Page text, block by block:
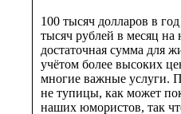
100 тысяч долларов в
тысяч рублей в месяц
достаточная сумма для
учётом более высоких
многие важные услуги.
не тупицы, как может
наших юмористов, так